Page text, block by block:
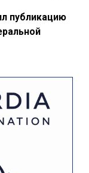
публикацию